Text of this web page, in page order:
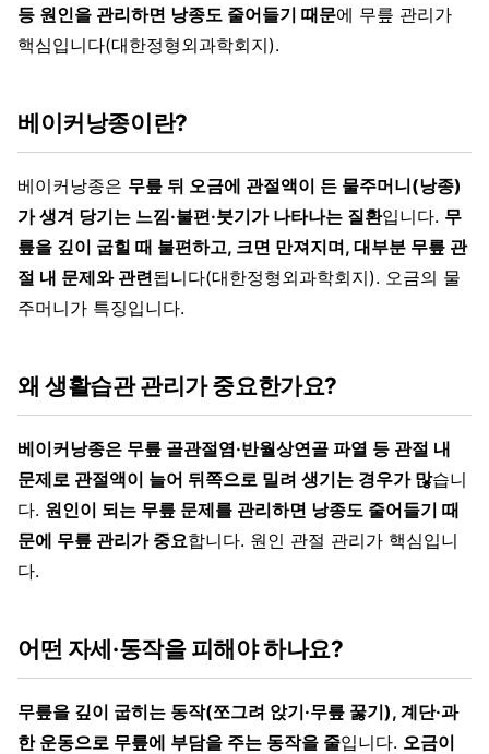
등 원인을 관리하면 낭종도 줄어들기 때문에 무릎 관리가
핵심입니다(대한정형외과학회지).
베이커낭종이란?
베이커낭종은 무릎 뒤 오금에 관절액이 든 물주머니(낭종)
가 생겨 당기는 느낌·불편·붓기가 나타나는 질환입니다. 무
릎을 깊이 굽힐 때 불편하고, 크면 만져지며, 대부분 무릎 관
절 내 문제와 관련됩니다(대한정형외과학회지). 오금의 물
주머니가 특징입니다.
왜 생활습관 관리가 중요한가요?
베이커낭종은 무릎 골관절염·반월상연골 파열 등 관절 내
문제로 관절액이 늘어 뒤쪽으로 밀려 생기는 경우가 많습니
다. 원인이 되는 무릎 문제를 관리하면 낭종도 줄어들기 때
문에 무릎 관리가 중요합니다. 원인 관절 관리가 핵심입니
다.
어떤 자세·동작을 피해야 하나요?
무릎을 깊이 굽히는 동작(쪼그려 앉기·무릎 꿇기), 계단·과
한 운동으로 무릎에 부담을 주는 동작을 줄입니다. 오금이